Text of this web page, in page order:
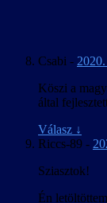
Csabi -
Köszi a
által
Válasz ↓
Riccs-89 -
Sziasztok!
Én